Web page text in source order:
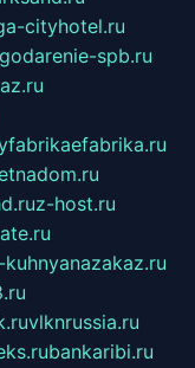
cityhotel.ru
spb.ru
z-host.ru
vlknrussia.ru
bankaribi.ru